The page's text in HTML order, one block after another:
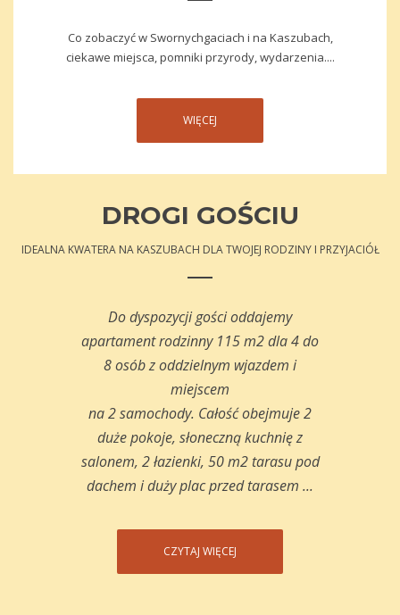
Co zobaczyć w Swornychgaciach i na Kaszubach,
ciekawe miejsca, pomniki przyrody, wydarzenia....
WIĘCEJ
DROGI GOŚCIU
IDEALNA KWATERA NA KASZUBACH DLA TWOJEJ RODZINY I PRZYJACIÓŁ
Do dyspozycji gości oddajemy
apartament rodzinny 115 m2 dla 4 do
8 osób z oddzielnym wjazdem i
miejscem
na 2 samochody. Całość obejmuje 2
duże pokoje, słoneczną kuchnię z
salonem, 2 łazienki, 50 m2 tarasu pod
dachem i duży plac przed tarasem ...
CZYTAJ WIĘCEJ